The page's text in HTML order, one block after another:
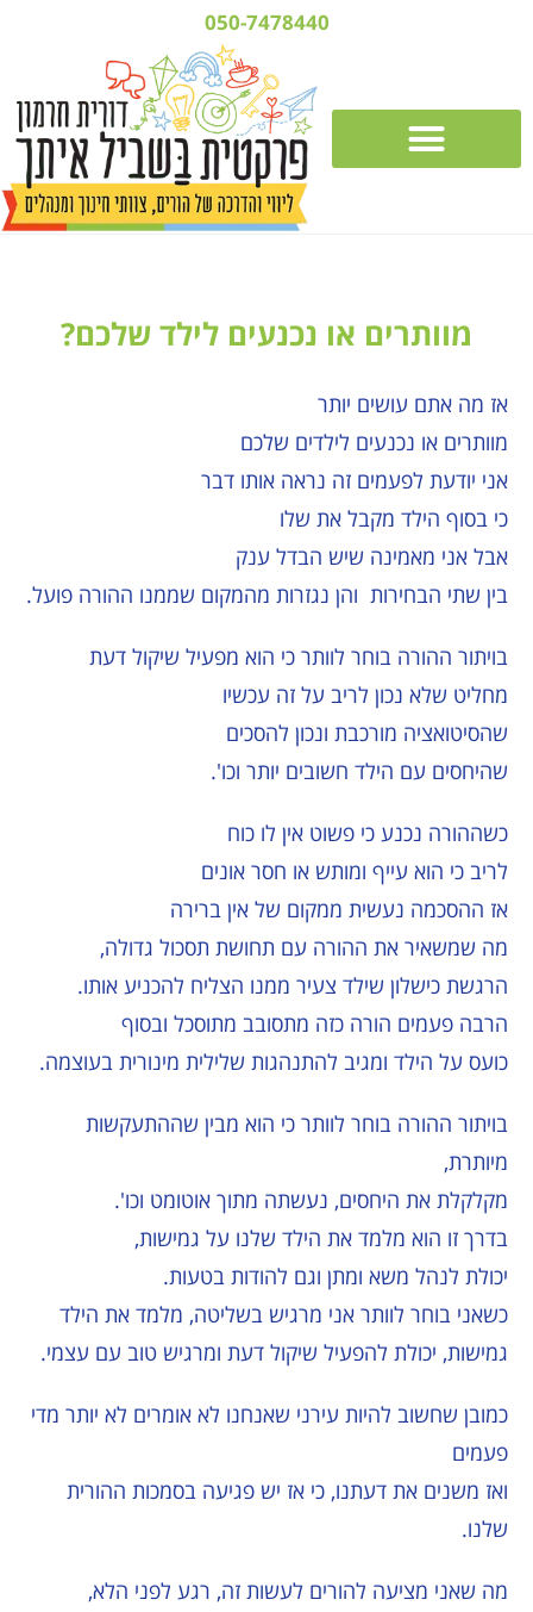
050-7478440
מוותרים או נכנעים לילד שלכם?
אז מה אתם עושים יותר
מוותרים או נכנעים לילדים שלכם
אני יודעת לפעמים זה נראה אותו דבר
כי בסוף הילד מקבל את שלו
אבל אני מאמינה שיש הבדל ענק
בין שתי הבחירות והן נגזרות מהמקום שממנו ההורה פועל.
בויתור ההורה בוחר לוותר כי הוא מפעיל שיקול דעת
מחליט שלא נכון לריב על זה עכשיו
שהסיטואציה מורכבת ונכון להסכים
שהיחסים עם הילד חשובים יותר וכו'.
כשההורה נכנע כי פשוט אין לו כוח
לריב כי הוא עייף ומותש או חסר אונים
אז ההסכמה נעשית ממקום של אין ברירה
מה שמשאיר את ההורה עם תחושת תסכול גדולה,
הרגשת כישלון שילד צעיר ממנו הצליח להכניע אותו.
הרבה פעמים הורה כזה מתסובב מתוסכל ובסוף
כועס על הילד ומגיב להתנהגות שלילית מינורית בעוצמה.
בויתור ההורה בוחר לוותר כי הוא מבין שההתעקשות
מיותרת,
מקלקלת את היחסים, נעשתה מתוך אוטומט וכו'.
בדרך זו הוא מלמד את הילד שלנו על גמישות,
יכולת לנהל משא ומתן וגם להודות בטעות.
כשאני בוחר לוותר אני מרגיש בשליטה, מלמד את הילד
גמישות, יכולת להפעיל שיקול דעת ומרגיש טוב עם עצמי.
כמובן שחשוב להיות עירני שאנחנו לא אומרים לא יותר מדי
פעמים
ואז משנים את דעתנו, כי אז יש פגיעה בסמכות ההורית
שלנו.
מה שאני מציעה להורים לעשות זה, רגע לפני הלא,